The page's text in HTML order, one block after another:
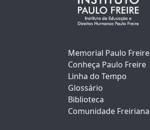
Memorial Paulo Freire
Conheça Paulo Freire
Linha do Tempo
Glossário
Biblioteca
Comunidade Freiriana